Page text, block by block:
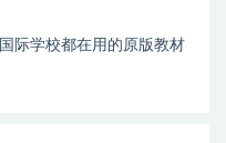
际学校都在用的原版教材